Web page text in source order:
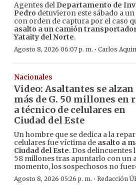
Agentes del Departamento de
Pedro detuvieron este sábado a
con orden de captura por el caso
asalto a un camión
Yataity del Norte.
Agosto 8, 2026 06:07 p. m. · Carlos
Nacionales
Video: Asaltantes se alzan
más de G. 50 millones en
a técnico de celulares en
Ciudad del Este
Un hombre que se dedica a la
celulares fue víctima de asalto a
Ciudad del Este. Dos delincuentes
58 millones tras apuntarlo con un
momento, los sospechosos no
Agosto 8, 2026 05:26 p. m. · Redacción